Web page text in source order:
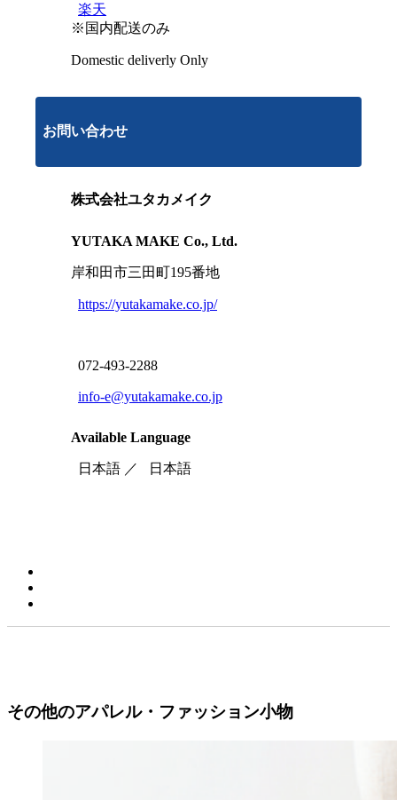
楽天
※国内配送のみ
Domestic deliverly Only
お問い合わせ
株式会社ユタカメイク
YUTAKA MAKE Co., Ltd.
岸和田市三田町195番地
https://yutakamake.co.jp/
072-493-2288
info-e@yutakamake.co.jp
Available Language
日本語 ／ 日本語
その他のアパレル・ファッション小物